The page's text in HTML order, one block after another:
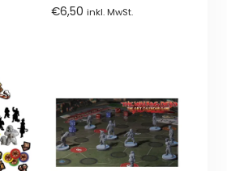
0
von
€6,50 inkl. MwSt.